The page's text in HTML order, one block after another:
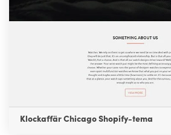
Klockaffär Chicago Shopify-tema